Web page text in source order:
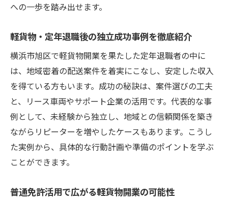
への一歩を踏み出せます。
軽貨物・定年退職後の独立成功事例を徹底紹介
横浜市旭区で軽貨物開業を果たした定年退職者の中に
は、地域密着の配送案件を着実にこなし、安定した収入
を得ている方もいます。成功の秘訣は、案件選びの工夫
と、リース車両やサポート企業の活用です。代表的な事
例として、未経験から独立し、地域との信頼関係を築き
ながらリピーターを増やしたケースもあります。こうし
た実例から、具体的な行動計画や準備のポイントを学ぶ
ことができます。
普通免許活用で広がる軽貨物開業の可能性